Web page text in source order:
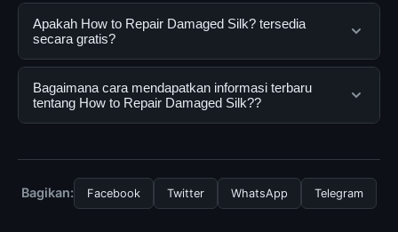
How to Repair Damaged Silk? adalah layanan digital
yang dirancang untuk membantu pengguna
mendapatkan informasi lengkap dan terpercaya. Anda
dapat menggunakannya dengan mengunjungi situs
resmi dan mengikuti panduan yang tersedia.
Apakah How to Repair Damaged Silk? tersedia
secara gratis?
Ya, How to Repair Damaged Silk? dapat diakses secara
gratis oleh semua pengguna. Tidak ada biaya
tersembunyi atau langganan yang diperlukan untuk
Bagaimana cara mendapatkan informasi terbaru
tentang How to Repair Damaged Silk??
resmi kami secara berkala. Kami selalu memperbarui
konten dengan informasi terkini dan terpercaya.
Bagikan: Facebook Twitter WhatsApp Telegram